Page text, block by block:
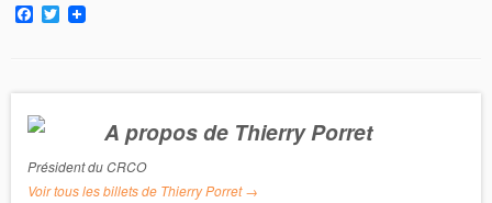
F
a
o
o
k
T
w
e
A propos de Thierry Porret
Président du CRCO
Voir tous les billets de Thierry Porret→